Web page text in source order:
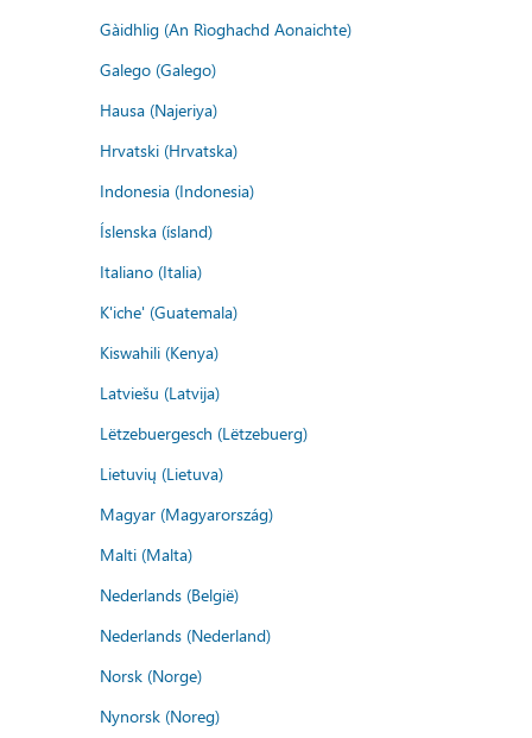
Gàidhlig (An Rìoghachd Aonaichte)
Galego (Galego)
Hausa (Najeriya)
Hrvatski (Hrvatska)
Indonesia (Indonesia)
Íslenska (ísland)
Italiano (Italia)
K'iche' (Guatemala)
Kiswahili (Kenya)
Latviešu (Latvija)
Lëtzebuergesch (Lëtzebuerg)
Lietuvių (Lietuva)
Magyar (Magyarország)
Malti (Malta)
Nederlands (België)
Nederlands (Nederland)
Norsk (Norge)
Nynorsk (Noreg)